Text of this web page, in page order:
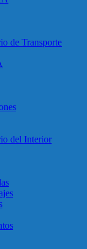
de Transporte
del Interior